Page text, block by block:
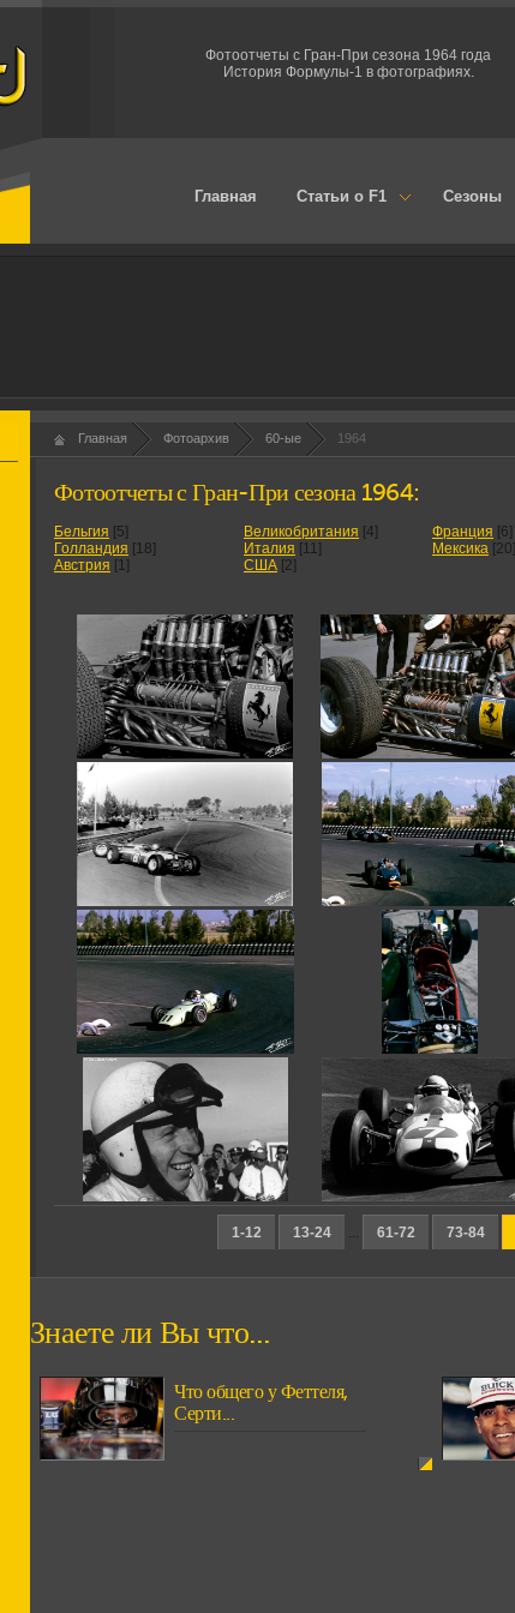
Фотоотчеты с Гран-При сезона 1964 года
История Формулы-1 в фотографиях.
Главная Статьи о F1 Сезоны
Главная Фотоархив 60-ые 1964
Фотоотчеты с Гран-При сезона 1964:
Бельгия [5] Великобритания [4] Франция [6]
Голландия [18] Италия [11] Мексика [20]
Австрия [1] США [2]
1-12 13-24 ... 61-72 73-84
Знаете ли Вы что...
Что общего у Феттеля,
Серти...